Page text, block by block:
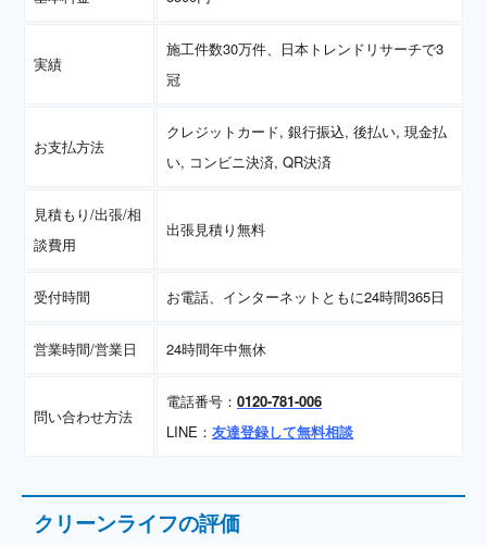
実績
施工件数30万件、日本トレンドリサーチで3
冠
お支払方法
クレジットカード, 銀行振込, 後払い, 現金払
い, コンビニ決済, QR決済
見積もり/出張/相
談費用
出張見積り無料
受付時間 お電話、インターネットともに24時間365日
営業時間/営業日 24時間年中無休
問い合わせ方法
電話番号： 0120-781-006
LINE： 友達登録して無料相談
クリーンライフの評価